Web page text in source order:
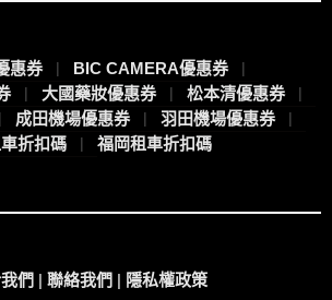
惠券
BIC CAMERA優惠券
大國藥妝優惠券
松本清優惠券
成田機場優惠券
羽田機場優惠券
折扣碼
福岡租車折扣碼
們 | 聯絡我們 | 隱私權政策